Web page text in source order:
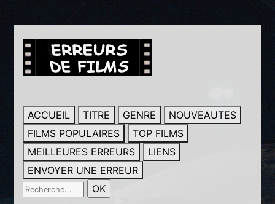
ACCUEIL TITRE GENRE
NOUVEAUTES
FILMS POPULAIRES
TOP FILMS
MEILLEURES ERREURS
LIENS
ENVOYER UNE ERREUR